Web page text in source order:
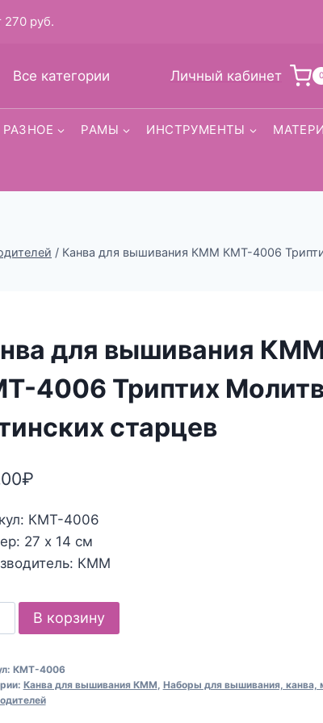
Все категории Личный кабинет 0
РАЗНОЕ РАМЫ ИНСТРУМЕНТЫ
/ Канва для вышивания КММ КМТ-4006
для вышивания
4006 Триптих
старцев
₽
КМТ-4006
27 х 14 см
КММ
В корзину
КМТ-4006
Канва для вышивания КММ Наборы для вышивания, канва,
270 руб.